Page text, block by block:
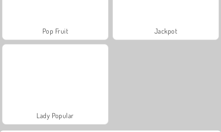
Pop Fruit Jackpot
Lady Popular